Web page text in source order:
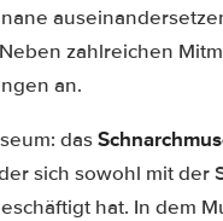
zahlreichen
an.
das
sich sowohl mit der
hat. In dem